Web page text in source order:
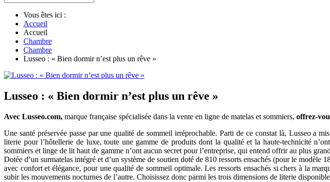
Vous êtes ici :
Accueil
Accueil
Chambre
Chambre
Lusseo : « Bien dormir n’est plus un rêve »
Lusseo : « Bien dormir n’est plus un rêve »
Avec Lusseo.com, marque française spécialisée dans la vente en ligne de matelas et sommiers, offrez-
Une santé préservée passe par une qualité de sommeil irréprochable. Parti de ce constat là, Lusseo a
literie pour l’hôtellerie de luxe, toute une gamme de produits dont la qualité et la haute-technicité
sommiers et linge de lit haut de gamme n’ont aucun secret pour l’entreprise, qui entend offrir au plus
Dotée d’un surmatelas intégré et d’un système de soutien doté de 810 ressorts ensachés (pour le
avec confort et élégance, pour une qualité de sommeil optimale. Les ressorts ensachés si chers à la
subir les mouvements nocturnes de l’autre. Choisissez donc parmi les trois dimensions de literie